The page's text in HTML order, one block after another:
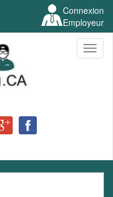
Connexion
Employeur